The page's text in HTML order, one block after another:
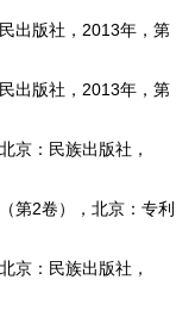
出版社，2013年，第
出版社，2013年，第
京：民族出版社，
第2卷），北京：专利
京：民族出版社，